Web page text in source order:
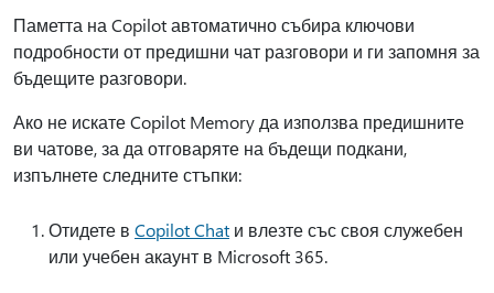
Паметта на Copilot автоматично събира ключови
подробности от предишни чат разговори и ги запомня за
бъдещите разговори.
Ако не искате Copilot Memory да използва предишните
ви чатове, за да отговаряте на бъдещи подкани,
изпълнете следните стъпки:
Отидете в Copilot Chat и влезте със своя служебен
или учебен акаунт в Microsoft 365.